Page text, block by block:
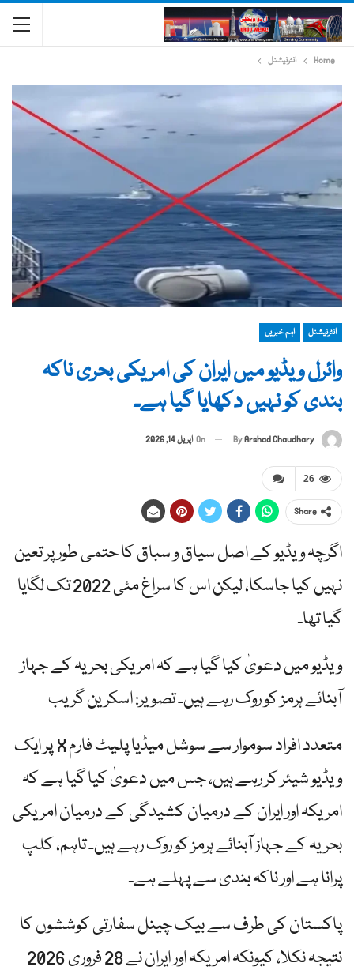
Home انٹرنیشنل
انٹرنیشنل اہم خبریں
وائرل ویڈیو میں ایران کی امریکی بحری ناکہ
بندی کو نہیں دکھایا گیا ہے۔
ByArshad Chaudhary
On اپریل 14, 2026
26
Share
اگرچہ ویڈیو کے اصل سیاق و سباق کا حتمی طور پر تعین
نہیں کیا جاسکا، لیکن اس کا سراغ مئی 2022 تک لگایا
گیا تھا۔
ویڈیو میں دعویٰ کیا گیا ہے کہ امریکی بحریہ کے جہاز
آبنائے ہرمز کو روک رہے ہیں۔ تصویر: اسکرین گریب
متعدد افراد سوموار سے سوشل میڈیا پلیٹ فارم X پر ایک
ویڈیو شیئر کر رہے ہیں، جس میں دعویٰ کیا گیا ہے کہ
امریکہ اور ایران کے درمیان کشیدگی کے درمیان امریکی
بحریہ کے جہاز آبنائے ہرمز کو روک رہے ہیں۔ تاہم، کلپ
پرانا ہے اور ناکہ بندی سے پہلے ہے۔
پاکستان کی طرف سے بیک چینل سفارتی کوششوں کا
نتیجہ نکلا، کیونکہ امریکہ اور ایران نے 28 فروری 2026